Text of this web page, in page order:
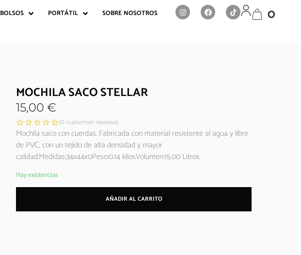
BOLSOS PORTÁTIL SOBRE NOSOTROS 0
MOCHILA SACO STELLAR
15,00 €
(0 customer reviews)
Mochila saco con cuerdas. Fabricada con material resistente al agua y libre
de PVC, con un tejido de alta densidad y mayor
calidad.Medidas:34x44x0Peso:0.14 kilosVolumen:15.00 Litros
Hay existencias
AÑADIR AL CARRITO